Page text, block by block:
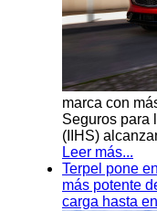
marca con
Seguros para
(IIHS)
Leer más...
Terpel pone
más potente
carga hasta